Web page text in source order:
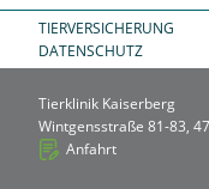
TIERVERSICHERUNG
DATENSCHUTZ
Tierklinik Kaiserberg
Wintgensstraße 81-83,
Anfahrt